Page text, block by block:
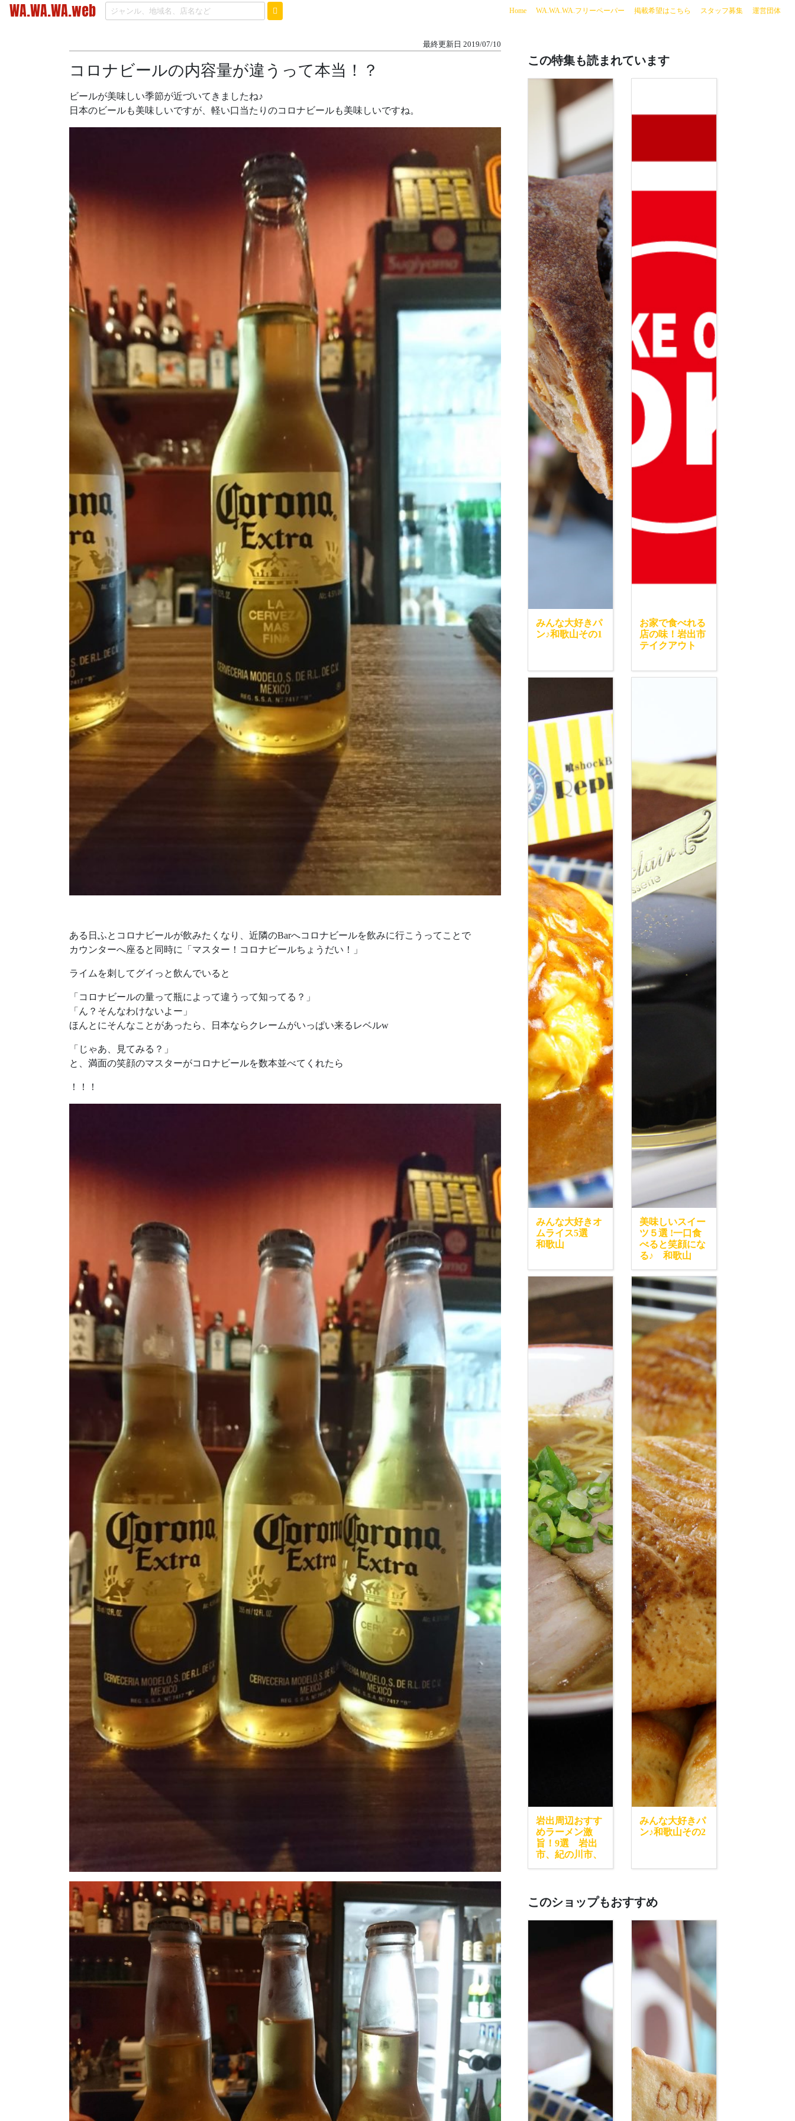
WA.WA.WA.web Home(current)
WA.WA.WA.フリーペーパー 掲載希望はこちら スタッフ募集 運営団体
最終更新日 2019/07/10
コロナビールの内容量が違うって本当！？
ビールが美味しい季節が近づいてきましたね♪
日本のビールも美味しいですが、軽い口当たりのコロナビールも美味しいですね。
ある日ふとコロナビールが飲みたくなり、近隣のBarへコロナビールを飲みに行こうってことで
カウンターへ座ると同時に「マスター！コロナビールちょうだい！」
ライムを刺してグイっと飲んでいると
「コロナビールの量って瓶によって違うって知ってる？」
「ん？そんなわけないよー」
ほんとにそんなことがあったら、日本ならクレームがいっぱい来るレベルw
「じゃあ、見てみる？」
と、満面の笑顔のマスターがコロナビールを数本並べてくれたら
！！！
この特集も読まれています
みんな大好きパ
ン♪和歌山その1
お家で食べれる
店の味！岩出市
テイクアウト
みんな大好きオ
ムライス5選
和歌山
美味しいスイー
ツ５選 !一口食
べると笑顔にな
る♪ 和歌山
岩出周辺おすす
めラーメン激
旨！9選 岩出
市、紀の川市、
みんな大好きパ
ン♪和歌山その2
このショップもおすすめ